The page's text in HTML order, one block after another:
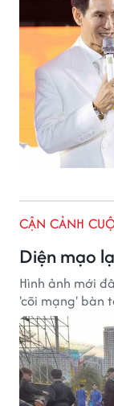
Diện mạo
CẬN CẢNH
Hình ảnh mới
'cõi mạng' bàn